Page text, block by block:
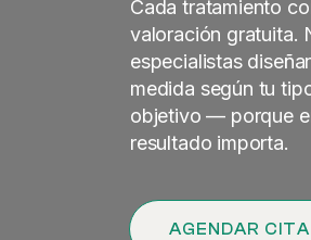
Cada tratamiento
valoración gratuita.
especialistas
medida según tu
objetivo — porque
resultado importa.
AGENDAR CITA